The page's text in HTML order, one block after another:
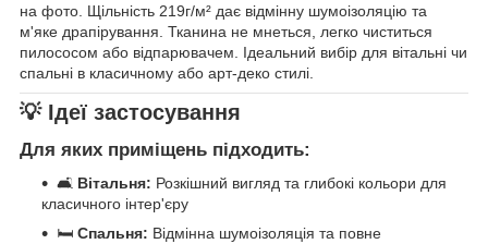
на фото. Щільність 219г/м² дає відмінну шумоізоляцію та
м'яке драпірування. Тканина не мнеться, легко чиститься
пилососом або відпарювачем. Ідеальний вибір для вітальні чи
спальні в класичному або арт-деко стилі.
💡 Ідеї застосування
Для яких приміщень підходить:
🛋️ Вітальня: Розкішний вигляд та глибокі кольори для
класичного інтер'єру
🛏️ Спальня: Відмінна шумоізоляція та повне